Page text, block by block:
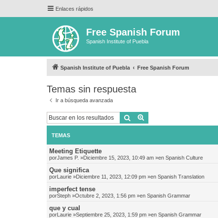
Enlaces rápidos
Free Spanish Forum
Spanish Institute of Puebla
Spanish Institute of Puebla Free Spanish Forum
Temas sin respuesta
Ir a búsqueda avanzada
Buscar
TEMAS
Meeting Etiquette
porJames P. »Diciembre 15, 2023, 10:49 am »en Spanish Culture
Que significa
porLaurie »Diciembre 11, 2023, 12:09 pm »en Spanish Translation
imperfect tense
porSteph »Octubre 2, 2023, 1:56 pm »en Spanish Grammar
que y cual
porLaurie »Septiembre 25, 2023, 1:59 pm »en Spanish Grammar